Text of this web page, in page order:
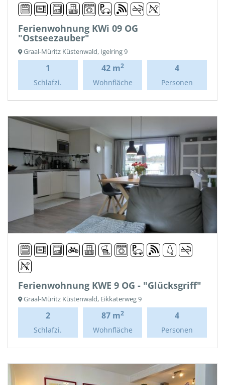
Ferienwohnung KWi 09 OG
"Ostseezauber"
Graal-Müritz Küstenwald, Igelring 9
1
Schlafzi.
42 m2
Wohnfläche
4
Personen
Ferienwohnung KWE 9 OG - "Glücksgriff"
Graal-Müritz Küstenwald, Eikkaterweg 9
2
Schlafzi.
87 m2
Wohnfläche
4
Personen